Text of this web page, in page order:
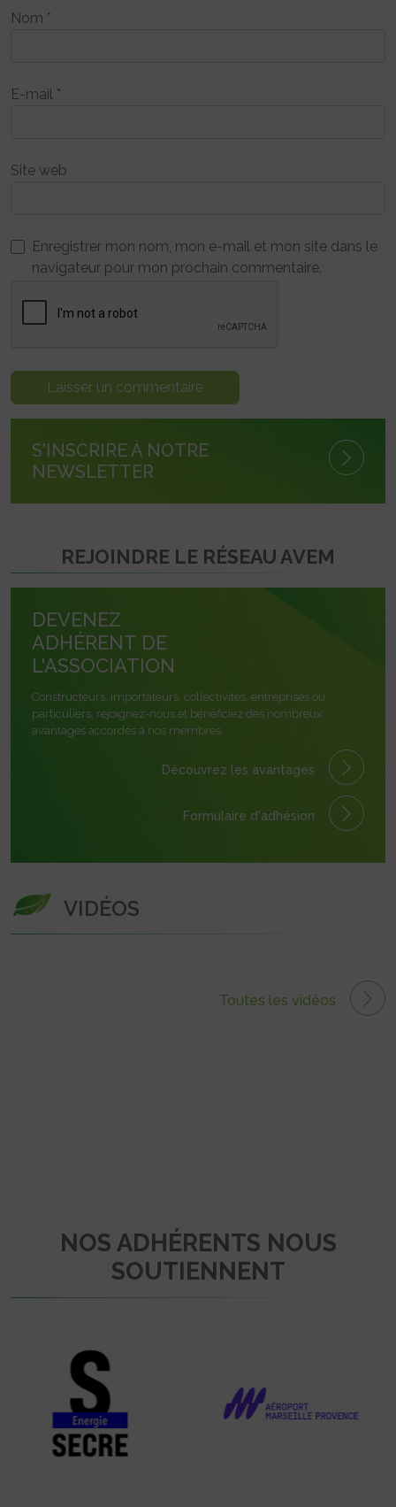
Nom *
E-mail *
Site web
Enregistrer mon nom, mon e-mail et mon site dans le
navigateur pour mon prochain commentaire.
S'INSCRIRE À NOTRE
NEWSLETTER
REJOINDRE LE RÉSEAU AVEM
DEVENEZ
ADHÉRENT DE
L'ASSOCIATION
Constructeurs, importateurs, collectivités, entreprises ou
particuliers, rejoignez-nous et bénéficiez des nombreux
avantages accordés à nos membres.
Découvrez les avantages
Formulaire d'adhésion
VIDÉOS
Toutes les vidéos
NOS ADHÉRENTS NOUS
SOUTIENNENT